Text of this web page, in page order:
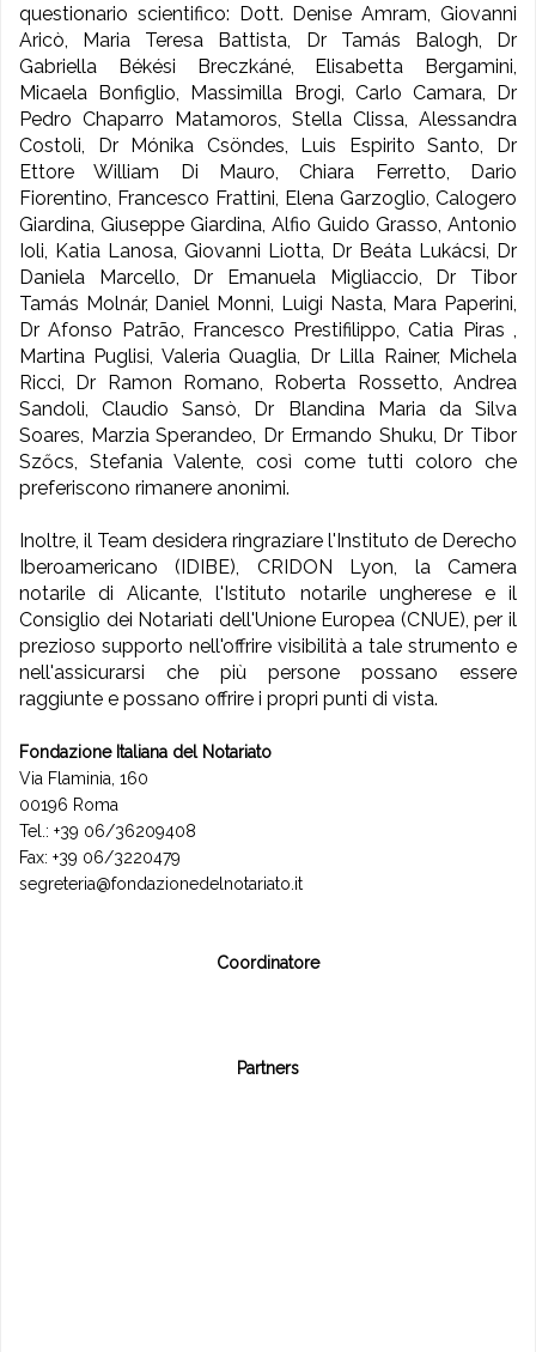
questionario scientifico: Dott. Denise Amram, Giovanni
Aricò, Maria Teresa Battista, Dr Tamás Balogh, Dr
Gabriella Békési Breczkáné, Elisabetta Bergamini,
Micaela Bonfiglio, Massimilla Brogi, Carlo Camara, Dr
Pedro Chaparro Matamoros, Stella Clissa, Alessandra
Costoli, Dr Mónika Csöndes, Luis Espirito Santo, Dr
Ettore William Di Mauro, Chiara Ferretto, Dario
Fiorentino, Francesco Frattini, Elena Garzoglio, Calogero
Giardina, Giuseppe Giardina, Alfio Guido Grasso, Antonio
Ioli, Katia Lanosa, Giovanni Liotta, Dr Beáta Lukácsi, Dr
Daniela Marcello, Dr Emanuela Migliaccio, Dr Tibor
Tamás Molnár, Daniel Monni, Luigi Nasta, Mara Paperini,
Dr Afonso Patrão, Francesco Prestifilippo, Catia Piras ,
Martina Puglisi, Valeria Quaglia, Dr Lilla Rainer, Michela
Ricci, Dr Ramon Romano, Roberta Rossetto, Andrea
Sandoli, Claudio Sansò, Dr Blandina Maria da Silva
Soares, Marzia Sperandeo, Dr Ermando Shuku, Dr Tibor
Szőcs, Stefania Valente, così come tutti coloro che
preferiscono rimanere anonimi.
Inoltre, il Team desidera ringraziare l'Instituto de Derecho
Iberoamericano (IDIBE), CRIDON Lyon, la Camera
notarile di Alicante, l'Istituto notarile ungherese e il
Consiglio dei Notariati dell'Unione Europea (CNUE), per il
prezioso supporto nell'offrire visibilità a tale strumento e
nell'assicurarsi che più persone possano essere
raggiunte e possano offrire i propri punti di vista.
Fondazione Italiana del Notariato
Via Flaminia, 160
00196 Roma
Tel.: +39 06/36209408
Fax: +39 06/3220479
segreteria@fondazionedelnotariato.it
Coordinatore
Partners